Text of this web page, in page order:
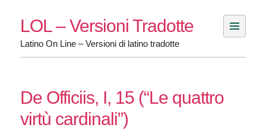
content
LOL – Versioni Tradotte
Latino On Line – Versioni di latino tradotte
De Officiis, I, 15 (“Le quattro
virtù cardinali”)